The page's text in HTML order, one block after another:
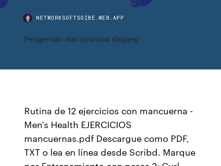
NETWORKSOFTSGIBE.WEB.APP
Pengertian dari promosi dagang
Rutina de 12 ejercicios con mancuerna -
Men's Health EJERCICIOS
mancuernas.pdf Descargue como PDF,
TXT o lea en línea desde Scribd. Marque